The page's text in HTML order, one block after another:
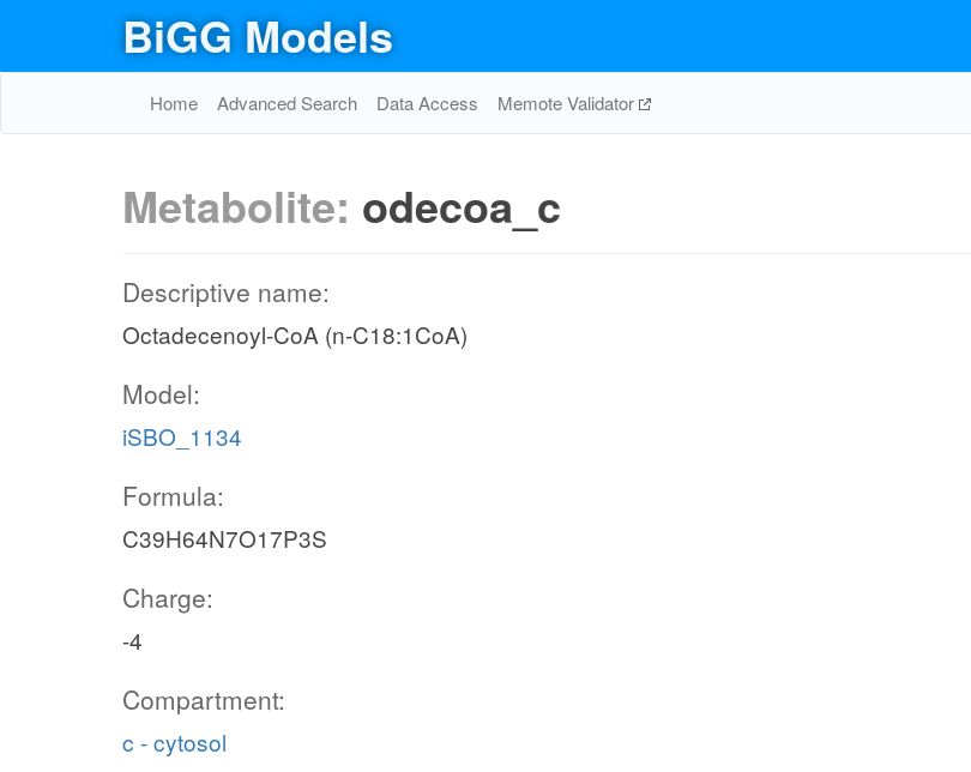
BiGG Models
Home Advanced Search Data Access Memote Validator
Metabolite: odecoa_c
Descriptive name:
Octadecenoyl-CoA (n-C18:1CoA)
Model:
iSBO_1134
Formula:
C39H64N7O17P3S
Charge:
-4
Compartment:
c - cytosol